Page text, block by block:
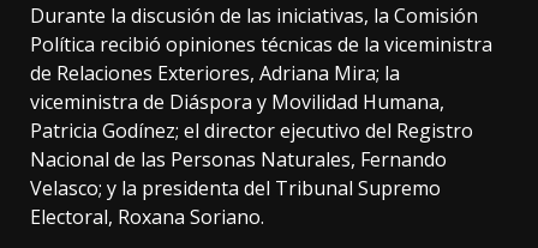
Durante la discusión de las iniciativas, la Comisión
Política recibió opiniones técnicas de la viceministra
de Relaciones Exteriores, Adriana Mira; la
viceministra de Diáspora y Movilidad Humana,
Patricia Godínez; el director ejecutivo del Registro
Nacional de las Personas Naturales, Fernando
Velasco; y la presidenta del Tribunal Supremo
Electoral, Roxana Soriano.